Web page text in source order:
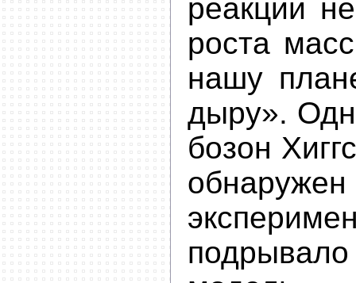
реакции
роста
нашу
дыру».
бозон
обнаружен